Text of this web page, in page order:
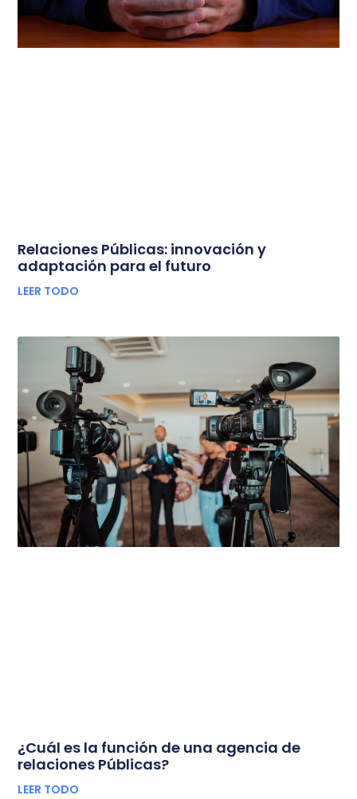
Relaciones Públicas: innovación y
adaptación para el futuro
LEER TODO
¿Cuál es la función de una agencia de
relaciones Públicas?
LEER TODO